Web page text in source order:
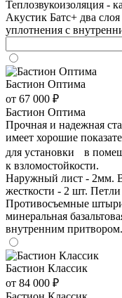
Теплозвукоизоляция -
Акустик Батс+ два
уплотнения с
Бастион Оптима
от 67 000 ₽
Бастион Оптима
Прочная и надежная
имеет хорошие
для установки в
к взломостойкости.
Наружный лист - 2мм. В
жесткости - 2 шт.
Противосъемные
минеральная
внутренним
Бастион Классик
от 84 000 ₽